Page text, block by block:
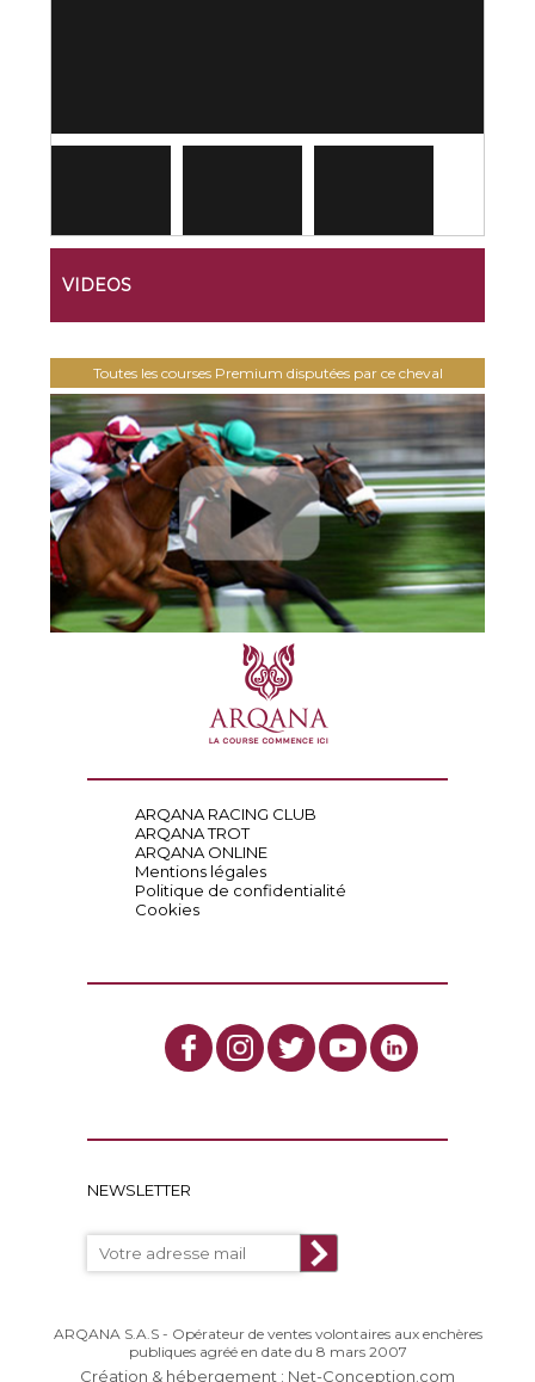
VIDEOS
Toutes les courses Premium disputées par ce cheval
ARQANA RACING CLUB
ARQANA TROT
ARQANA ONLINE
Mentions légales
Politique de confidentialité
Cookies
NEWSLETTER
ARQANA S.A.S - Opérateur de ventes volontaires aux enchères
publiques agréé en date du 8 mars 2007
Création & hébergement : Net-Conception.com